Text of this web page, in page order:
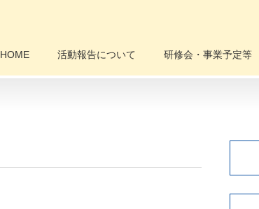
HOME 活動報告について 研修会・事業予定等